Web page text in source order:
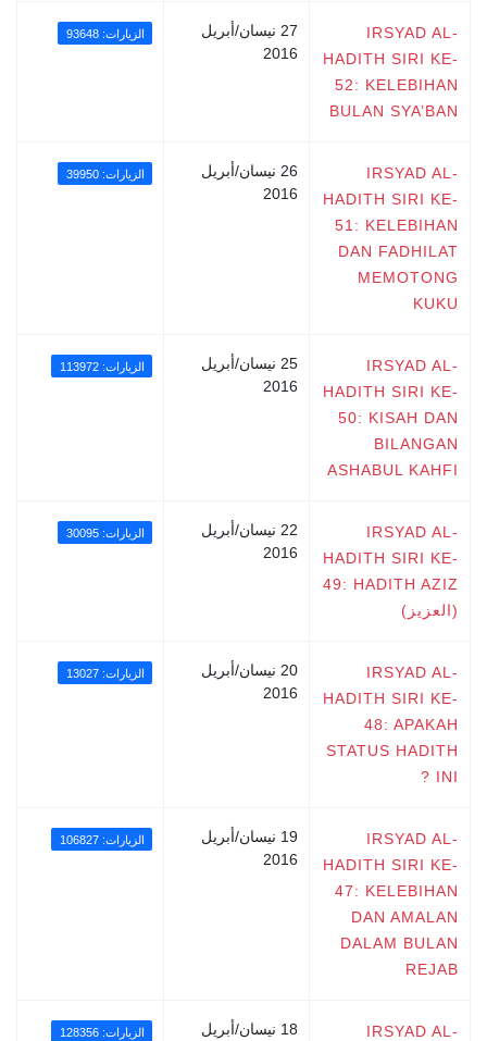
IRSYAD AL-
HADITH SIRI KE-
52: KELEBIHAN
BULAN SYA’BAN
27 نيسان/أبريل
2016
الزيارات: 93648
IRSYAD AL-
HADITH SIRI KE-
51: KELEBIHAN
DAN FADHILAT
MEMOTONG
KUKU
26 نيسان/أبريل
2016
الزيارات: 39950
IRSYAD AL-
HADITH SIRI KE-
50: KISAH DAN
BILANGAN
ASHABUL KAHFI
25 نيسان/أبريل
2016
الزيارات: 113972
IRSYAD AL-
HADITH SIRI KE-
49: HADITH AZIZ
(العزيز)
22 نيسان/أبريل
2016
الزيارات: 30095
IRSYAD AL-
HADITH SIRI KE-
48: APAKAH
STATUS HADITH
INI ?
20 نيسان/أبريل
2016
الزيارات: 13027
IRSYAD AL-
HADITH SIRI KE-
47: KELEBIHAN
DAN AMALAN
DALAM BULAN
REJAB
19 نيسان/أبريل
2016
الزيارات: 106827
IRSYAD AL-
18 نيسان/أبريل
الزيارات: 128356